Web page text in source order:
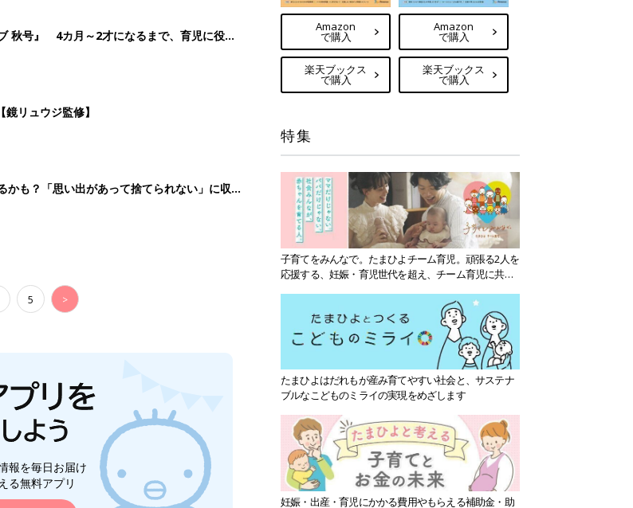
5 >
Amazon
で購入
楽天ブックス
で購入
Amazon
で購入
楽天ブックス
で購入
特集
子育てをみんなで。たまひよチーム育児。頑張る2人を
応援する、妊娠・育児世代を超え、チーム育児に共感
たまひよはだれもが産み育てやすい社会と、サステナ
ブルなこどものミライの実現をめざします
妊娠・出産・育児にかかる費用やもらえる補助金・助